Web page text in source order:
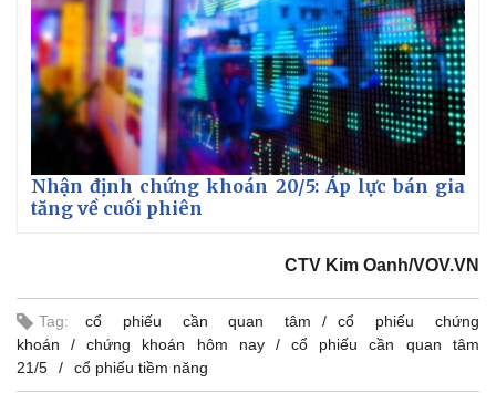
Kinh tế
Bất động sản
Thị trường
Nhận định chứng khoán 20/5: Áp lực bán gia
tăng về cuối phiên
CTV Kim Oanh/VOV.VN
Tag: cổ phiếu cần quan tâm
cổ phiếu chứng
khoán
chứng khoán hôm nay
cổ phiếu cần quan tâm
21/5
cổ phiếu tiềm năng